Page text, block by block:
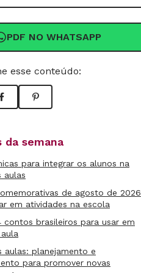
PDF NO WHATSAPP
esse conteúdo:
da semana
para integrar os alunos na
aulas
de agosto de 2026
em atividades na escola
contos brasileiros para usar em
aulas: planejamento e
para promover novas